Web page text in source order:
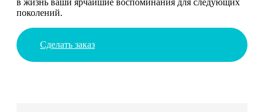
поколений.
Сделать заказ